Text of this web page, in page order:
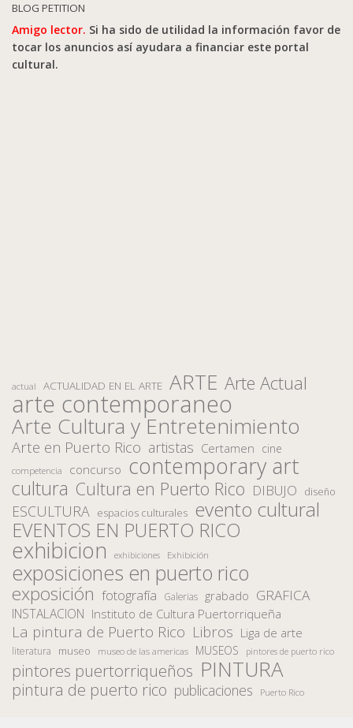
BLOG PETITION
Amigo lector. Si ha sido de utilidad la información favor de
tocar los anuncios así ayudara a financiar este portal
cultural.
actual ACTUALIDAD EN EL ARTE ARTE Arte Actual
arte contemporaneo
Arte Cultura y Entretenimiento
Arte en Puerto Rico artistas Certamen cine
competencia concurso contemporary art
cultura Cultura en Puerto Rico DIBUJO diseño
ESCULTURA espacios culturales evento cultural
EVENTOS EN PUERTO RICO
exhibicion exhibiciones Exhibición
exposiciones en puerto rico
exposición fotografía Galerias grabado GRAFICA
INSTALACION Instituto de Cultura Puertorriqueña
La pintura de Puerto Rico Libros Liga de arte
literatura museo museo de las americas MUSEOS pintores de puerto rico
pintores puertorriqueños PINTURA
pintura de puerto rico publicaciones Puerto Rico